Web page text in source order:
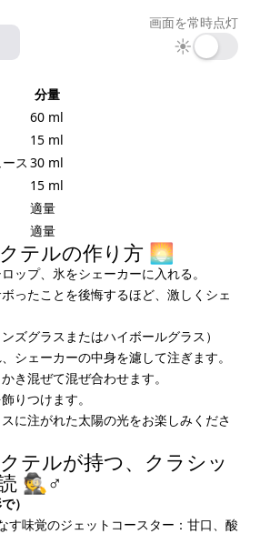
画面を常時点灯
☀
分量
60 ml
15 ml
ス 30 ml
15 ml
適量
適量
テルの作り方 🌅
ップ、氷をシェーカーに入れる。
ったことを後悔するほど、激しくシェ
ズグラスまたはハイボールグラス）
シェーカーの中身を濾して注ぎます。
き混ぜて混ぜ合わせます。
りつけます。
に注がれた太陽の光をお楽しみくださ
テルが持つ、クラシッ
読 🕵️♂️
）
す味覚のジェットコースター：甘口、酸